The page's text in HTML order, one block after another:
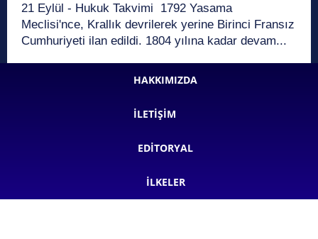
21 Eylül - Hukuk Takvimi 1792 Yasama
Meclisi'nce, Krallık devrilerek yerine Birinci Fransız
Cumhuriyeti ilan edildi. 1804 yılına kadar devam...
HAKKIMIZDA
İLETIŞIM
EDITORYAL
İLKELER